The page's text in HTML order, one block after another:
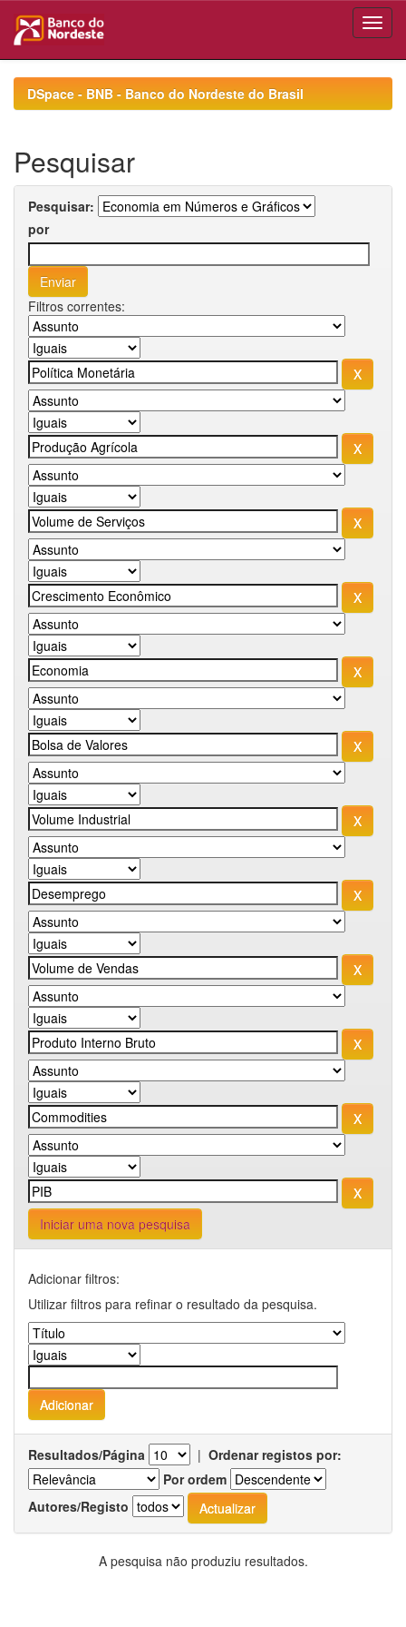
navigationDSpace - BNB - Banco do Nordeste do Brasil
Pesquisar
Pesquisar:
por
Filtros correntes:
Iniciar uma nova pesquisa
Adicionar filtros:
Utilizar filtros para refinar o resultado da pesquisa.
Resultados/Página | Ordenar registos por:
Por ordem
Autores/Registo
A pesquisa não produziu resultados.